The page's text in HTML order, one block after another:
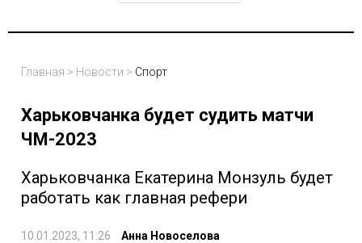
Главная > Новости > Спорт
Харьковчанка будет судить матчи
ЧМ-2023
Харьковчанка Екатерина Монзуль будет
работать как главная рефери
10.01.2023, 11:26 Анна Новоселова